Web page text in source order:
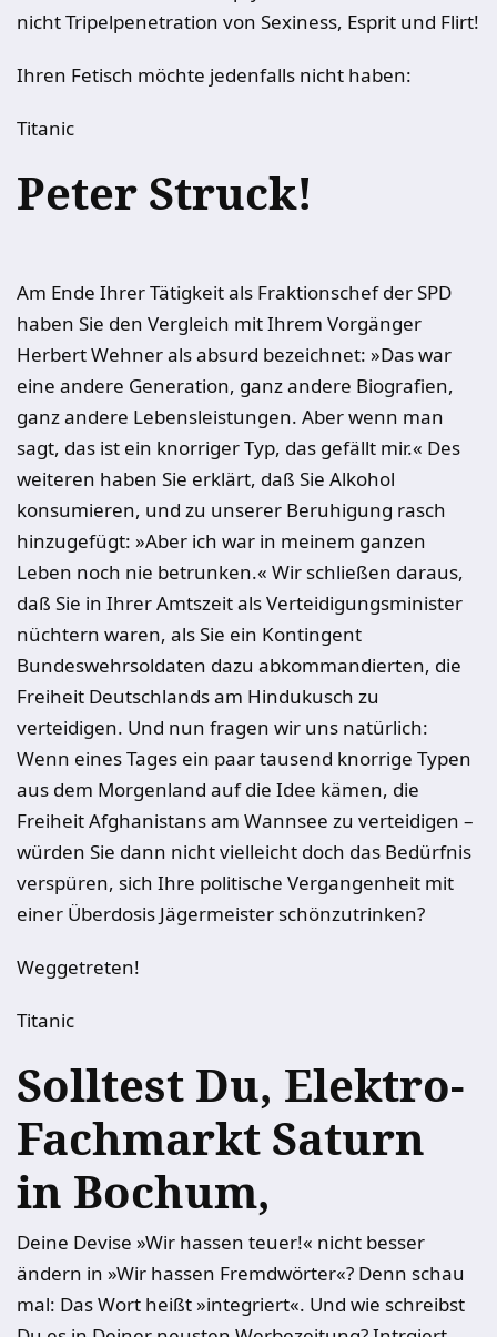
nicht Tripelpenetration von Sexiness, Esprit und Flirt!
Ihren Fetisch möchte jedenfalls nicht haben:
Titanic
Peter Struck!
Am Ende Ihrer Tätigkeit als Fraktionschef der SPD
haben Sie den Vergleich mit Ihrem Vorgänger
Herbert Wehner als absurd bezeichnet: »Das war
eine andere Generation, ganz andere Biografien,
ganz andere Lebensleistungen. Aber wenn man
sagt, das ist ein knorriger Typ, das gefällt mir.« Des
weiteren haben Sie erklärt, daß Sie Alkohol
konsumieren, und zu unserer Beruhigung rasch
hinzugefügt: »Aber ich war in meinem ganzen
Leben noch nie betrunken.« Wir schließen daraus,
daß Sie in Ihrer Amtszeit als Verteidigungsminister
nüchtern waren, als Sie ein Kontingent
Bundeswehrsoldaten dazu abkommandierten, die
Freiheit Deutschlands am Hindukusch zu
verteidigen. Und nun fragen wir uns natürlich:
Wenn eines Tages ein paar tausend knorrige Typen
aus dem Morgenland auf die Idee kämen, die
Freiheit Afghanistans am Wannsee zu verteidigen –
würden Sie dann nicht vielleicht doch das Bedürfnis
verspüren, sich Ihre politische Vergangenheit mit
einer Überdosis Jägermeister schönzutrinken?
Weggetreten!
Titanic
Solltest Du, Elektro-
Fachmarkt Saturn
in Bochum,
Deine Devise »Wir hassen teuer!« nicht besser
ändern in »Wir hassen Fremdwörter«? Denn schau
mal: Das Wort heißt »integriert«. Und wie schreibst